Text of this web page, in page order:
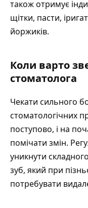
також отримує
щітки, пасти,
йоржиків.
Коли варто
стоматолога
Чекати сильного
стоматологічних
поступово, і на
помічати змін.
уникнути
зуб, який при
потребувати